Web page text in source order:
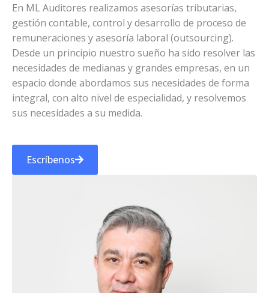
En ML Auditores realizamos asesorías tributarias,
gestión contable, control y desarrollo de proceso de
remuneraciones y asesoría laboral (outsourcing).
Desde un principio nuestro sueño ha sido resolver las
necesidades de medianas y grandes empresas, en un
espacio donde abordamos sus necesidades de forma
integral, con alto nivel de especialidad, y resolvemos
sus necesidades a su medida.
Escríbenos